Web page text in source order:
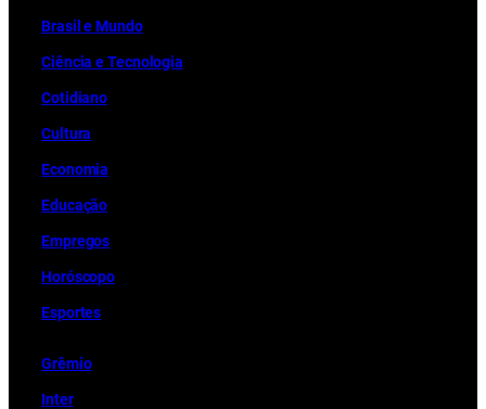
Brasil e Mundo
Ciência e Tecnologia
Cotidiano
Cultura
Economia
Educação
Empregos
Horóscopo
Esportes
Grêmio
Inter